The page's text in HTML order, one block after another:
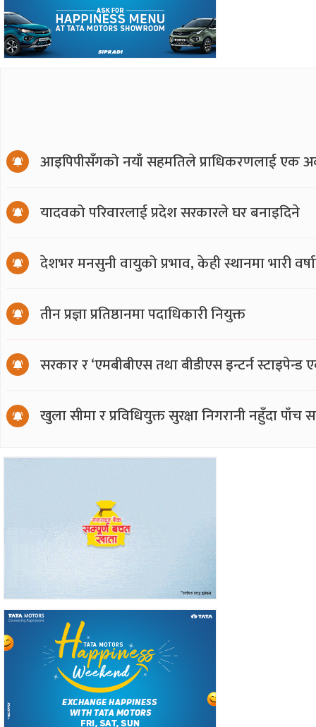
आइपिपीसँगको नयाँ सहमतिले प्राधिकरणलाई एक
यादवको परिवारलाई प्रदेश सरकारले घर बनाइदिने
देशभर मनसुनी वायुको प्रभाव, केही स्थानमा भारी
तीन प्रज्ञा प्रतिष्ठानमा पदाधिकारी नियुक्त
सरकार र ‘एमबीबीएस तथा बीडीएस इन्टर्न
खुला सीमा र प्रविधियुक्त सुरक्षा निगरानी नहुँदा पाँच